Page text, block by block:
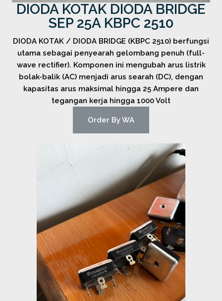
DIODA KOTAK DIODA BRIDGE
SEP 25A KBPC 2510
DIODA KOTAK / DIODA BRIDGE (KBPC 2510) berfungsi
utama sebagai penyearah gelombang penuh (full-
wave rectifier). Komponen ini mengubah arus listrik
bolak-balik (AC) menjadi arus searah (DC), dengan
kapasitas arus maksimal hingga 25 Ampere dan
tegangan kerja hingga 1000 Volt
Order By WA